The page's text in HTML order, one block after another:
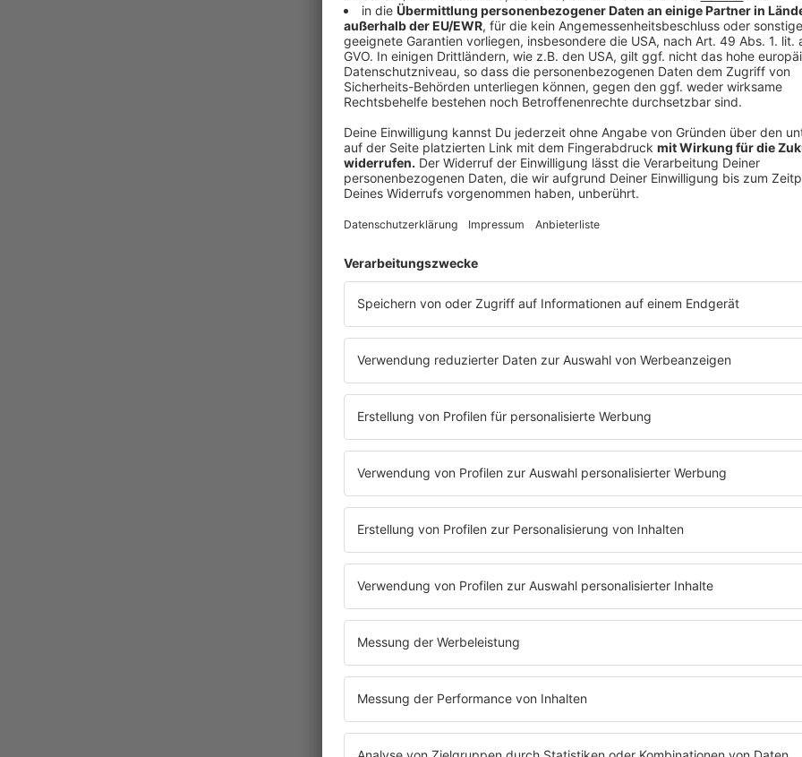
Der entscheidende Hinweis:
Anzeige
Die Kollegin ist völlig aufgelöst in unsere Redaktion
Anzeige
©KI-generierter Inhalt
Anzeige
HALLOWEEK Hörspiel-Mystery Game
Anzeige
Habt ihr aufgepasst? Was hat die Zeugin
verstrickt? Die Lösung kriegt ihr hier (ab 9:30 Uhr):
Anzeige
Es war der Techniker!
Anzeige